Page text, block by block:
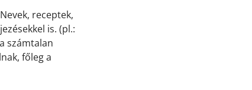
receptek,
is. (pl.:
számtalan
főleg a